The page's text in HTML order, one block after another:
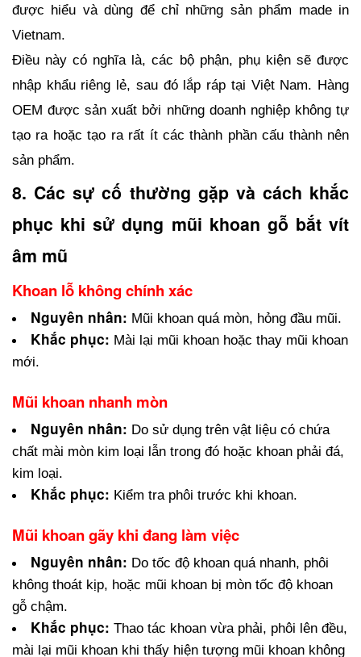
được hiểu và dùng để chỉ những sản phẩm made in
Vietnam.
Điều này có nghĩa là, các bộ phận, phụ kiện sẽ được
nhập khẩu riêng lẻ, sau đó lắp ráp tại Việt Nam. Hàng
OEM được sản xuất bởi những doanh nghiệp không tự
tạo ra hoặc tạo ra rất ít các thành phần cấu thành nên
sản phẩm.
8. Các sự cố thường gặp và cách khắc
phục khi sử dụng mũi khoan gỗ bắt vít
âm mũ
Khoan lỗ không chính xác
Nguyên nhân: Mũi khoan quá mòn, hỏng đầu mũi.
Khắc phục: Mài lại mũi khoan hoặc thay mũi khoan
mới.
Mũi khoan nhanh mòn
Nguyên nhân: Do sử dụng trên vật liệu có chứa
chất mài mòn kim loại lẫn trong đó hoặc khoan phải đá,
kim loại.
Khắc phục: Kiểm tra phôi trước khi khoan.
Mũi khoan gãy khi đang làm việc
Nguyên nhân: Do tốc độ khoan quá nhanh, phôi
không thoát kịp, hoặc mũi khoan bị mòn tốc độ khoan
gỗ chậm.
Khắc phục: Thao tác khoan vừa phải, phôi lên đều,
mài lại mũi khoan khi thấy hiện tượng mũi khoan không